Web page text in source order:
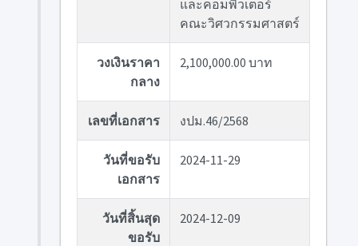
และคอมพิวเตอร์
คณะวิศวกรรมศาสตร์
วงเงินราคา
กลาง
2,100,000.00 บาท
เลขที่เอกสาร งปม.46/2568
วันที่ขอรับ
เอกสาร
2024-11-29
วันที่สิ้นสุด
ขอรับ
2024-12-09